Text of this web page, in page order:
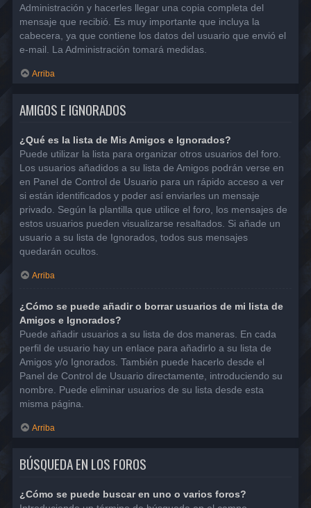
Administración y hacerles llegar una copia completa del
mensaje que recibió. Es muy importante que incluya la
cabecera, ya que contiene los datos del usuario que envió el
e-mail. La Administración tomará medidas.
Arriba
AMIGOS E IGNORADOS
¿Qué es la lista de Mis Amigos e Ignorados?
Puede utilizar la lista para organizar otros usuarios del foro.
Los usuarios añadidos a su lista de Amigos podrán verse en
en Panel de Control de Usuario para un rápido acceso a ver
si están identificados y poder así enviarles un mensaje
privado. Según la plantilla que utilice el foro, los mensajes de
estos usuarios pueden visualizarse resaltados. Si añade un
usuario a su lista de Ignorados, todos sus mensajes
quedarán ocultos.
Arriba
¿Cómo se puede añadir o borrar usuarios de mi lista de
Amigos e Ignorados?
Puede añadir usuarios a su lista de dos maneras. En cada
perfil de usuario hay un enlace para añadirlo a su lista de
Amigos y/o Ignorados. También puede hacerlo desde el
Panel de Control de Usuario directamente, introduciendo su
nombre. Puede eliminar usuarios de su lista desde esta
misma página.
Arriba
BÚSQUEDA EN LOS FOROS
¿Cómo se puede buscar en uno o varios foros?